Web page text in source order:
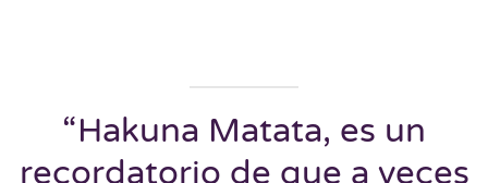
“Hakuna Matata, es un
recordatorio de que a veces